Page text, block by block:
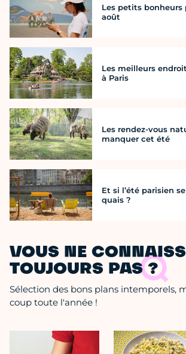
Les petits bonheurs
août
Les meilleurs
à Paris
Les rendez-vous
manquer cet été
Et si l’été parisien
quais ?
VOUS NE
TOUJOURS PAS ?
Sélection des bons plans intemporels,
coup toute l'année !